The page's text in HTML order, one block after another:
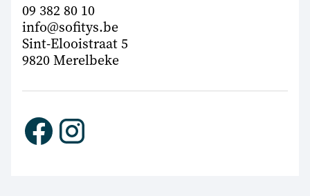
09 382 80 10
info@sofitys.be
Sint-Elooistraat 5
9820 Merelbeke